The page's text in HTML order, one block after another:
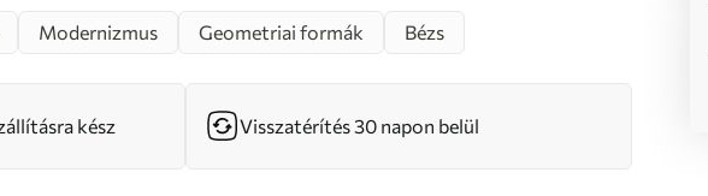
Modernizmus Geometriai formák Bézs
kész Visszatérítés 30 napon belül